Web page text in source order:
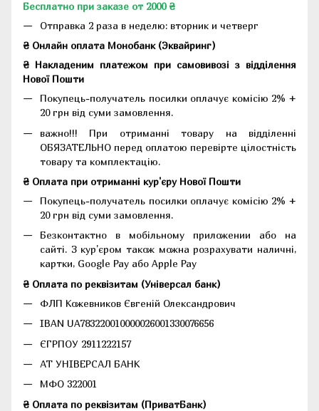
Бесплатно при заказе от 2000 ₴
Отправка 2 раза в неделю: вторник и четверг
₴ Онлайн оплата Монобанк (Эквайринг)
₴ Накладеним платежом при самовивозі з відділення
Нової Пошти
Покупець-получатель посилки оплачує комісію 2% +
20 грн від суми замовлення.
важно!!! При отриманні товару на відділенні
ОБЯЗАТЕЛЬНО перед оплатою перевірте цілостність
товару та комплектацію.
₴ Оплата при отриманні кур'єру Нової Пошти
Покупець-получатель посилки оплачує комісію 2% +
20 грн від суми замовлення.
Безконтактно в мобільному приложении або на
сайті. З кур'єром також можна розрахувати наличні,
картки, Google Pay або Apple Pay
₴ Оплата по реквізитам (Універсал банк)
ФЛП Кожевников Євгеній Олександрович
IBAN UA783220010000026001330076656
ЄГРПОУ 2911222157
АТ УНІВЕРСАЛ БАНК
МФО 322001
₴ Оплата по реквізитам (ПриватБанк)